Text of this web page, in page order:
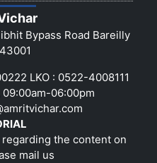
Bypass Road Bareilly
LKO : 0522-4008111
06:00pm
the content on
mail us